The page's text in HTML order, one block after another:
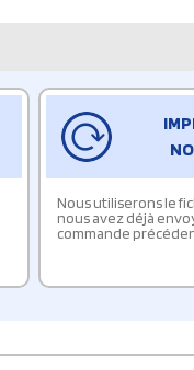
Nous utiliserons le
nous avez déjà
commande